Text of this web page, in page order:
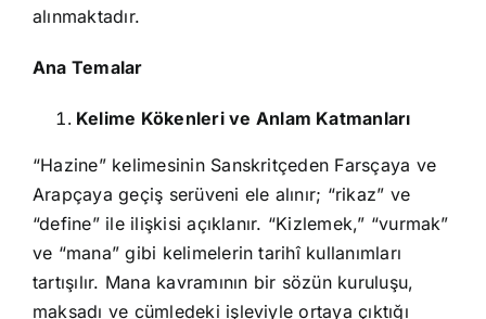
alınmaktadır.
Ana Temalar
Kelime Kökenleri ve Anlam Katmanları
“Hazine” kelimesinin Sanskritçeden Farsçaya ve
Arapçaya geçiş serüveni ele alınır; “rikaz” ve
“define” ile ilişkisi açıklanır. “Kizlemek,” “vurmak”
ve “mana” gibi kelimelerin tarihî kullanımları
tartışılır. Mana kavramının bir sözün kuruluşu,
maksadı ve cümledeki işleviyle ortaya çıktığı